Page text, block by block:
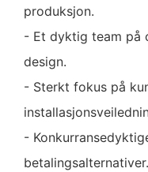
produksjon.
- Et dyktig team på
design.
- Sterkt fokus på
-
betalingsalternativer.